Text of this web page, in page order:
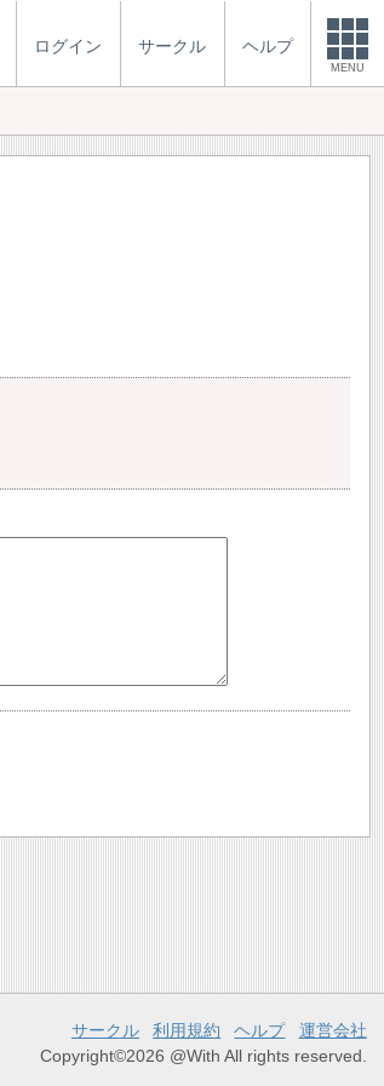
ログイン サークル ヘルプ
MENU
サークル 利用規約 ヘルプ
運営会社
Copyright©2026 @With All rights reserved.